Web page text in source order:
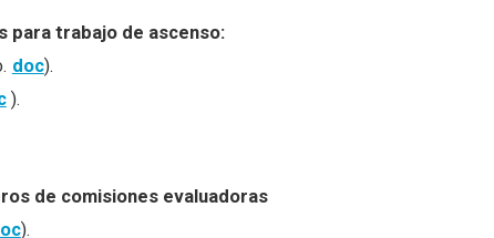
para trabajo de ascenso:
doc).
).
de comisiones evaluadoras
).